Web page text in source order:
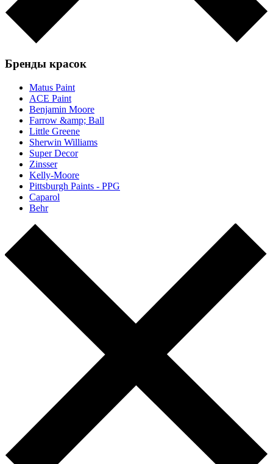
Бренды красок
Matus Paint
ACE Paint
Benjamin Moore
Farrow &amp; Ball
Little Greene
Sherwin Williams
Super Decor
Zinsser
Kelly-Moore
Pittsburgh Paints - PPG
Caparol
Behr